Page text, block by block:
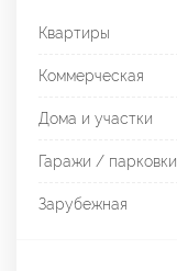
Квартиры
Коммерческая
Дома и участки
Гаражи / парковки
Зарубежная